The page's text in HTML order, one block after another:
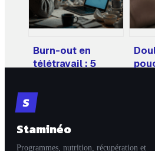
Burn-out en
télétravail : 5
restaurer vos
limites et stopper
l’épuisement
S
Staminéo
Programmes, nutrition, récupération et